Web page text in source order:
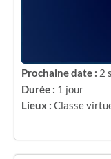
Prochaine date : 2
Durée : 1 jour
Lieux : Classe